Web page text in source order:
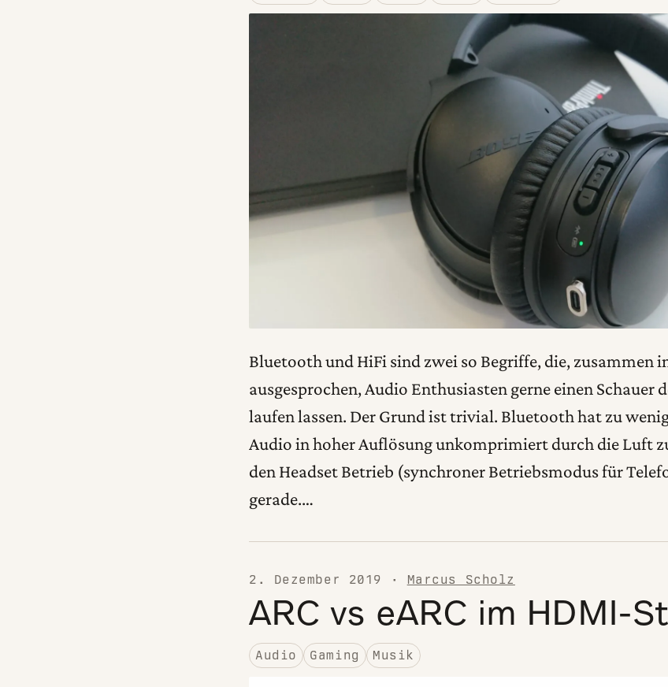
Bluetooth und HiFi sind zwei so Begriffe, die, zusammen
ausgesprochen, Audio Enthusiasten gerne einen Schauer
laufen lassen. Der Grund ist trivial. Bluetooth hat zu
Audio in hoher Auflösung unkomprimiert durch die Luft
den Headset Betrieb (synchroner Betriebsmodus für
gerade.…
2. Dezember 2019 · Marcus Scholz
ARC vs eARC im HDMI-
Audio Gaming Musik